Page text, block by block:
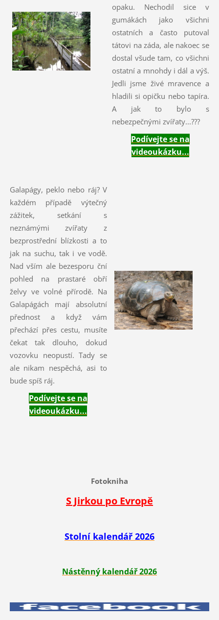
opaku. Nechodil sice v
gumákách jako všichni
ostatních a často putoval
tátovi na záda, ale nakoec se
dostal všude tam, co všichni
ostatní a mnohdy i dál a výš.
Jedli jsme živé mravence a
hladili si opičku nebo tapíra.
A jak to bylo s
nebezpečnými zvířaty...???
Podívejte se na
videoukázku...
Galapágy, peklo nebo ráj? V
každém případě výtečný
zážitek, setkání s
neznámými zvířaty z
bezprostřední blízkosti a to
jak na suchu, tak i ve vodě.
Nad vším ale bezesporu ční
pohled na prastaré obří
želvy ve volné přírodě. Na
Galapágách mají absolutní
přednost a když vám
přechází přes cestu, musíte
čekat tak dlouho, dokud
vozovku neopustí. Tady se
ale nikam nespěchá, asi to
bude spíš ráj.
Podívejte se na
videoukázku...
Fotokniha
S Jirkou po Evropě
Stolní kalendář 2026
Nástěnný kalendář 2026